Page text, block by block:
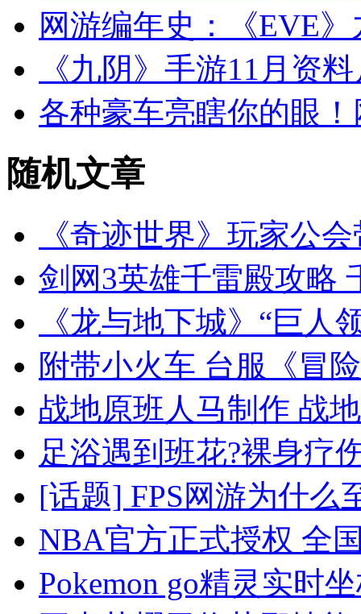
网游编年史：《EVE
《九阴》手游11月资
各种豪车亮瞎你的眼
随机文章
《奇迹世界》玩家公
剑网3英雄千雷殿攻略
《龙与地下城》“巨人
附带小火车 台服《冒
战地原班人马制作 战
足浴遇到班花?裸身疗
[话题] FPS网游为什么
NBA官方正式授权 全
Pokemon go精灵实时